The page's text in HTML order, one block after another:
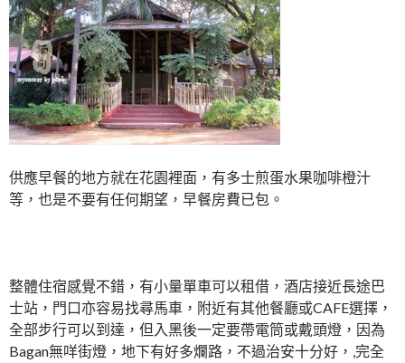
供應早餐的地方就在花園裡面，有多士煎蛋水果咖啡橙汁
等，也是不要有任何期望，早餐房費已包。
整體住宿感覺不錯，有小量單車可以租借，酒店接近長途巴
士站，門口亦容易找尋馬車，附近有其他餐廳或CAFE選擇，
全部步行可以到達，但入黑後一定要帶電筒或戴頭燈，因為
Bagan無咩街燈，地下有好多爛路，不過治安十分好，,完全